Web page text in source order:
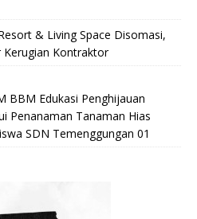
& Living Space Disomasi,
Kerugian Kontraktor
BBM Edukasi Penghijauan
Penanaman Tanaman Hias
SDN Temenggungan 01